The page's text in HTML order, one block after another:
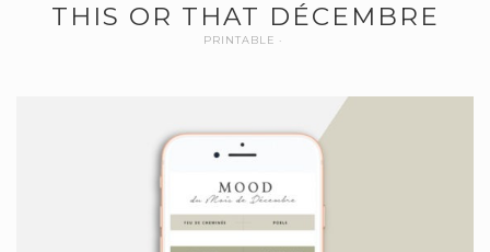
THIS OR THAT DÉCEMBRE
PRINTABLE